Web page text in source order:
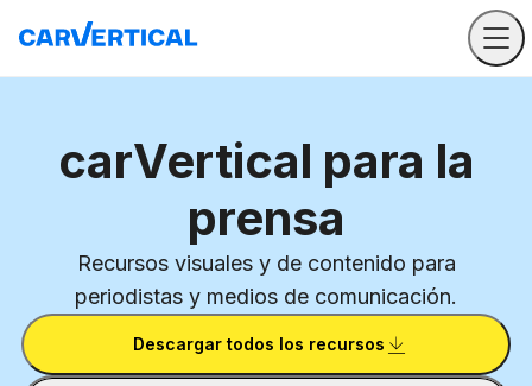
carVertical para la
prensa
Recursos visuales y de contenido para
periodistas y medios de comunicación.
Descargar todos los recursos